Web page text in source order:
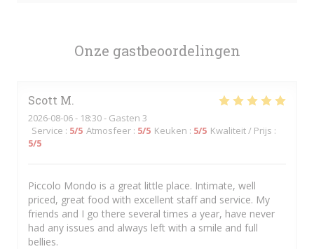
Onze gastbeoordelingen
Scott M
2026-08-06- 18:30 - Gasten 3
Service : 5/5 Atmosfeer : 5/5 Keuken : 5/5 Kwaliteit / Prijs :
5/5
Piccolo Mondo is a great little place. Intimate, well
priced, great food with excellent staff and service. My
friends and I go there several times a year, have never
had any issues and always left with a smile and full
bellies.